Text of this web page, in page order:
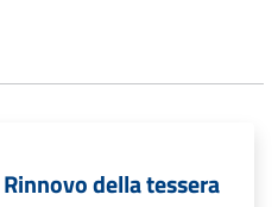
della tessera